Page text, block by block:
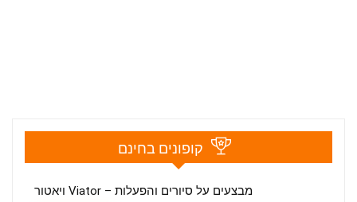
קופונים בחינם
מבצעים על סיורים והפעלות – Viator ויאטור